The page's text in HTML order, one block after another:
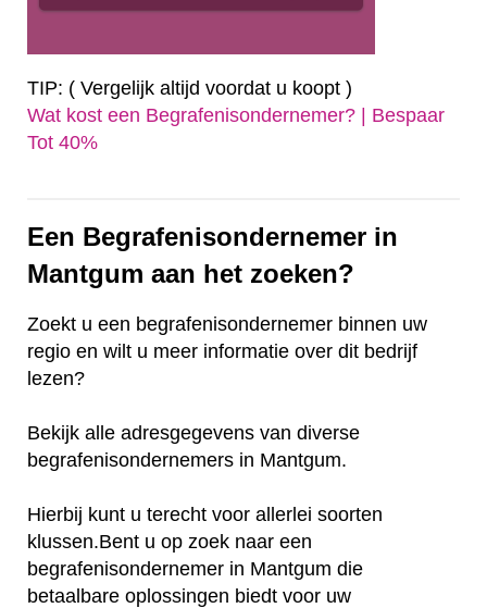
TIP: ( Vergelijk altijd voordat u koopt )
Wat kost een Begrafenisondernemer? | Bespaar
Tot 40%‎
Een Begrafenisondernemer in
Mantgum aan het zoeken?
Zoekt u een begrafenisondernemer binnen uw
regio en wilt u meer informatie over dit bedrijf
lezen?
Bekijk alle adresgegevens van diverse
begrafenisondernemers in Mantgum.
Hierbij kunt u terecht voor allerlei soorten
klussen.Bent u op zoek naar een
begrafenisondernemer in Mantgum die
betaalbare oplossingen biedt voor uw